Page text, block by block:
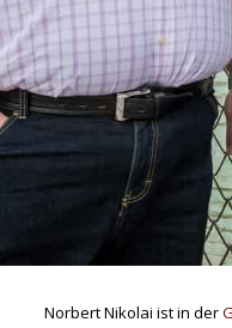
Norbert Nikolai ist in der